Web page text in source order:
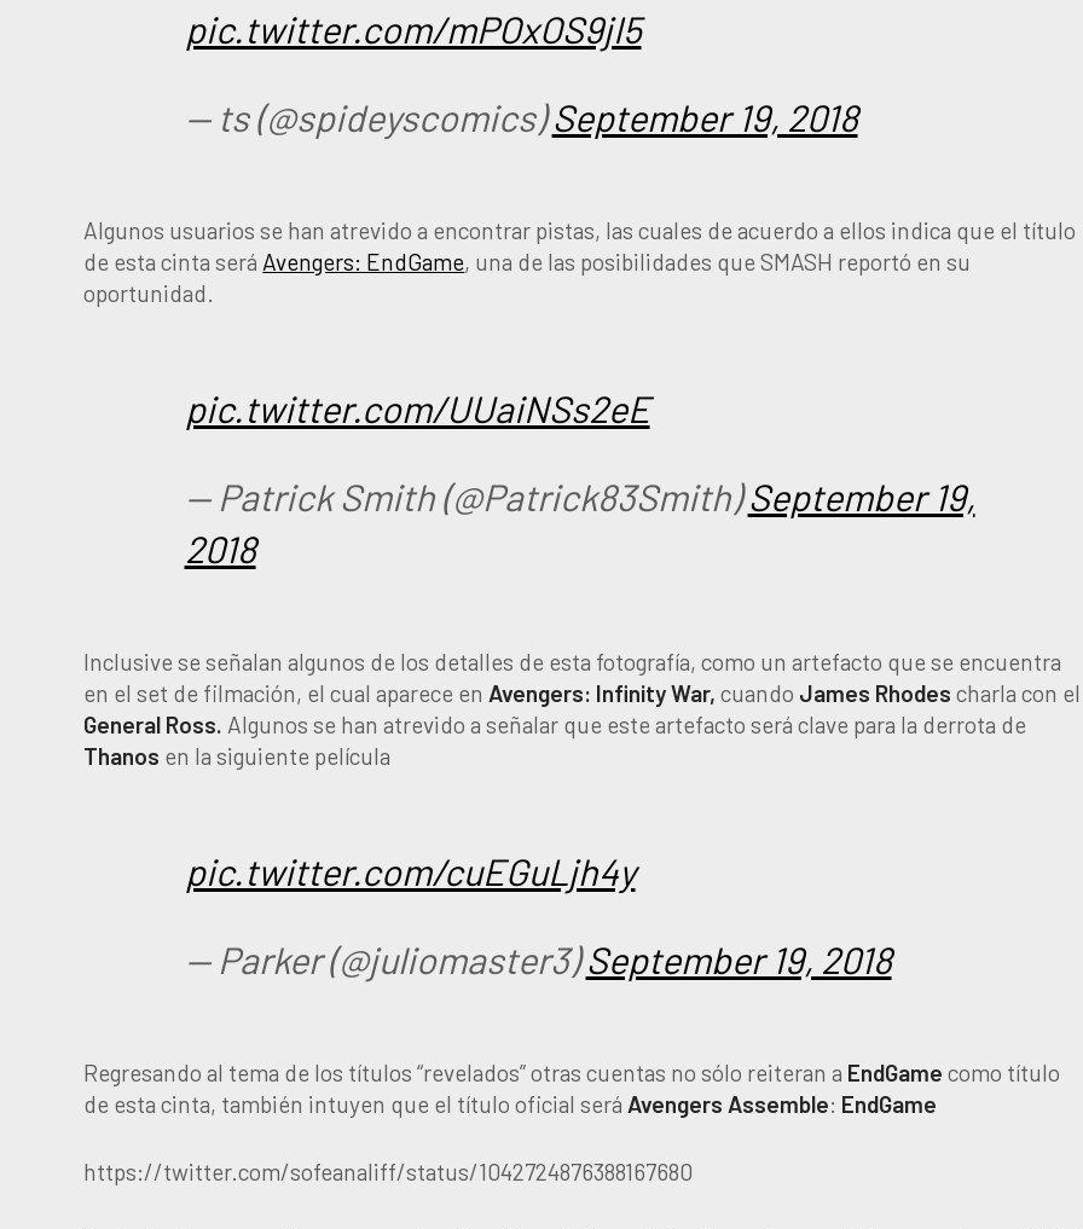
pic.twitter.com/mPOxOS9jI5
— ‎ts (@spideyscomics)September 19, 2018
Algunos usuarios se han atrevido a encontrar pistas, las cuales de acuerdo a ellos indica que el título
de esta cinta será Avengers: EndGame, una de las posibilidades que SMASH reportó en su
oportunidad.
pic.twitter.com/UUaiNSs2eE
— Patrick Smith (@Patrick83Smith)September 19,
2018
Inclusive se señalan algunos de los detalles de esta fotografía, como un artefacto que se encuentra
en el set de filmación, el cual aparece en Avengers: Infinity War, cuando James Rhodes charla con el
General Ross. Algunos se han atrevido a señalar que este artefacto será clave para la derrota de
Thanos en la siguiente película
pic.twitter.com/cuEGuLjh4y
— Parker (@juliomaster3)September 19, 2018
Regresando al tema de los títulos “revelados” otras cuentas no sólo reiteran a EndGame como título
de esta cinta, también intuyen que el título oficial será Avengers Assemble: EndGame
https://twitter.com/sofeanaliff/status/1042724876388167680